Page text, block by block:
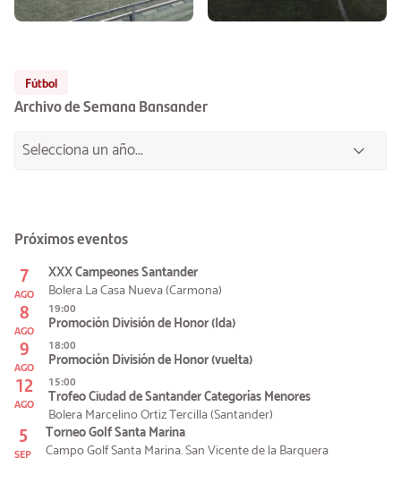
Fútbol
Archivo de Semana Bansander
Próximos eventos
7
AGO
XXX Campeones Santander
Bolera La Casa Nueva (Carmona)
8
AGO
19:00
Promoción División de Honor (Ida)
9
AGO
18:00
Promoción División de Honor (vuelta)
12
AGO
15:00
Trofeo Ciudad de Santander Categorías Menores
Bolera Marcelino Ortiz Tercilla (Santander)
5
SEP
Torneo Golf Santa Marina
Campo Golf Santa Marina. San Vicente de la Barquera